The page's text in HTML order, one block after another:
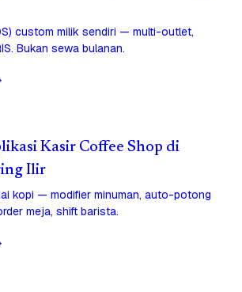
custom milik sendiri — multi-outlet,
Bukan sewa bulanan.
Kasir Coffee Shop di
Ilir
kopi — modifier minuman, auto-potong
meja, shift barista.